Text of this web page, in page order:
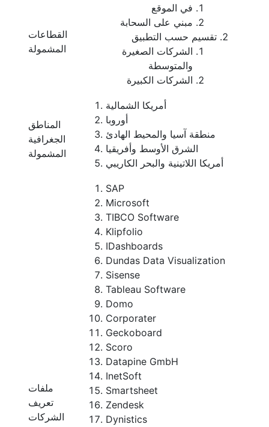
القطاعات
المشمولة
في الموقع
مبني على السحابة
تقسيم حسب التطبيق
الشركات الصغيرة
والمتوسطة
الشركات الكبيرة
المناطق
الجغرافية
المشمولة
أمريكا الشمالية
أوروبا
منطقة آسيا والمحيط الهادئ
الشرق الأوسط وأفريقيا
أمريكا اللاتينية والبحر الكاريبي
ملفات
تعريف
الشركات
SAP
Microsoft
TIBCO Software
Klipfolio
IDashboards
Dundas Data Visualization
Sisense
Tableau Software
Domo
Corporater
Geckoboard
Scoro
Datapine GmbH
InetSoft
Smartsheet
Zendesk
Dynistics